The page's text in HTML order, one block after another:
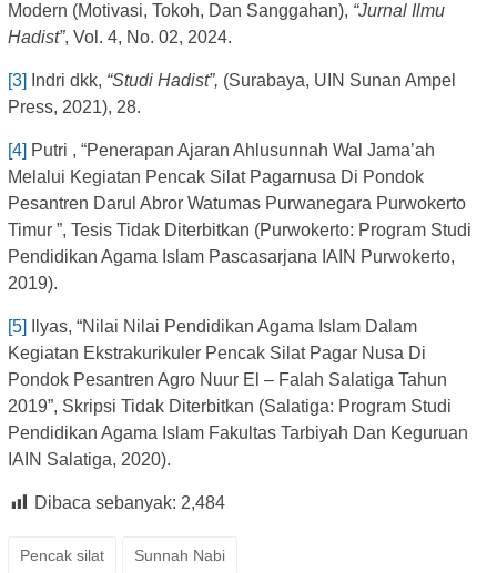
Modern (Motivasi, Tokoh, Dan Sanggahan), “Jurnal Ilmu
Hadist”, Vol. 4, No. 02, 2024.
[3] Indri dkk, “Studi Hadist”, (Surabaya, UIN Sunan Ampel
Press, 2021), 28.
[4] Putri , “Penerapan Ajaran Ahlusunnah Wal Jama’ah
Melalui Kegiatan Pencak Silat Pagarnusa Di Pondok
Pesantren Darul Abror Watumas Purwanegara Purwokerto
Timur ”, Tesis Tidak Diterbitkan (Purwokerto: Program Studi
Pendidikan Agama Islam Pascasarjana IAIN Purwokerto,
2019).
[5]
Ilyas, “Nilai Nilai Pendidikan Agama Islam Dalam
Kegiatan Ekstrakurikuler Pencak Silat Pagar Nusa Di
Pondok Pesantren Agro Nuur El – Falah Salatiga Tahun
2019”, Skripsi Tidak Diterbitkan (Salatiga: Program Studi
Pendidikan Agama Islam Fakultas Tarbiyah Dan Keguruan
IAIN Salatiga, 2020).
Dibaca sebanyak: 2,484
Pencak silat Sunnah Nabi